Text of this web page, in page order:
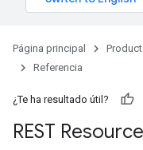
Página principal
Referencia
¿Te ha resultado útil?
REST